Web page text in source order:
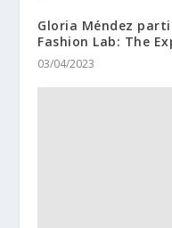
Gloria Méndez
Fashion Lab: The
03/04/2023